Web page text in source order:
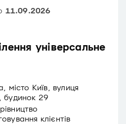
універсальне
11.09.2026
місто Київ, вулиця
будинок 29
клієнтів